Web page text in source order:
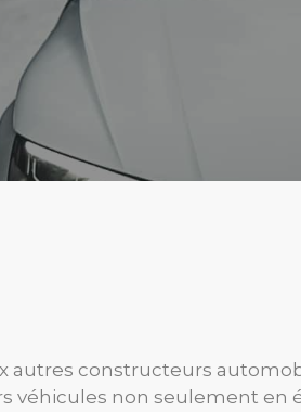
autres constructeurs
véhicules non seulement en